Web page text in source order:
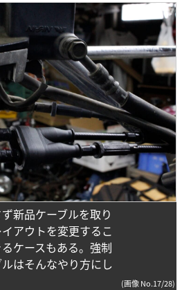
新品ケーブルを取り
アウトを変更するこ
ケースもある。強制
はそんなやり方にし
(画像 No.17/28)